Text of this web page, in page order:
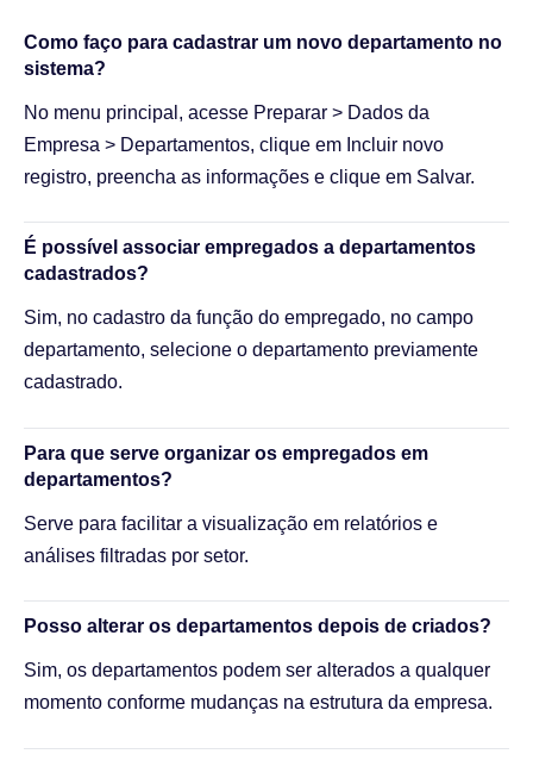
Como faço para cadastrar um novo departamento no
sistema?
No menu principal, acesse Preparar > Dados da
Empresa > Departamentos, clique em Incluir novo
registro, preencha as informações e clique em Salvar.
É possível associar empregados a departamentos
cadastrados?
Sim, no cadastro da função do empregado, no campo
departamento, selecione o departamento previamente
cadastrado.
Para que serve organizar os empregados em
departamentos?
Serve para facilitar a visualização em relatórios e
análises filtradas por setor.
Posso alterar os departamentos depois de criados?
Sim, os departamentos podem ser alterados a qualquer
momento conforme mudanças na estrutura da empresa.